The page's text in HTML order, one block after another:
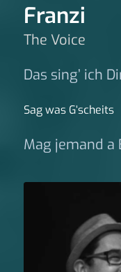
Franzi
The Voice
Das sing’ ich
Sag was G‘scheits
Mag jemand a